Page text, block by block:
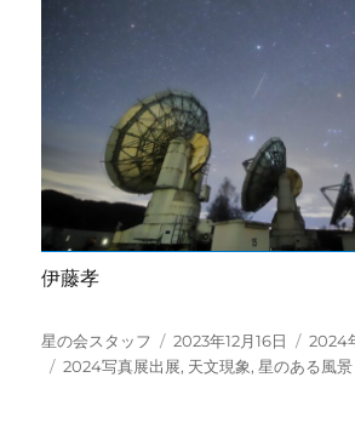
伊藤孝
投
稿
星の会スタッフ
投
稿
2023年12月16日
カ
テ
2024
タ
2024写真展出展, 天文現象,星のある風景